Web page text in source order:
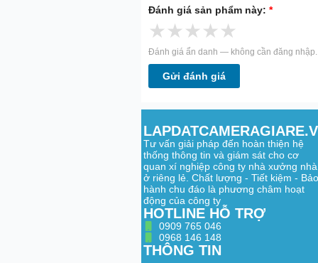
Đánh giá sản phẩm này:*
★★★★★
Đánh giá ẩn danh — không cần đăng nhập.
Gửi đánh giá
Tư vấn giải pháp đến hoàn thiện hệ
thống thông tin và giám sát cho cơ
quan xí nghiệp công ty nhà xưởng nhà
ở riêng lẻ. Chất lượng - Tiết kiệm - Bảo
hành chu đáo là phương châm hoạt
động của công ty
HOTLINE HỖ TRỢ
0909 765 046
0968 146 148
THÔNG TIN